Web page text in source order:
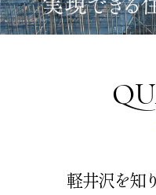
軽井沢を知